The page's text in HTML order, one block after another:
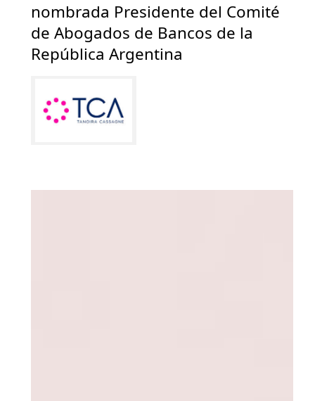
nombrada Presidente del Comité
de Abogados de Bancos de la
República Argentina